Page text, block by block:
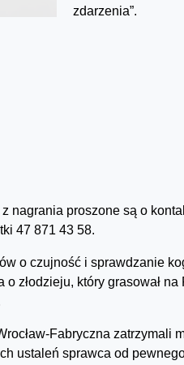
zdarzenia”.
nagrania proszone są o
47 871 43 58.
o czujność i sprawdzanie
o złodzieju, który grasował
Fabryczna zatrzymali
ustaleń sprawca od